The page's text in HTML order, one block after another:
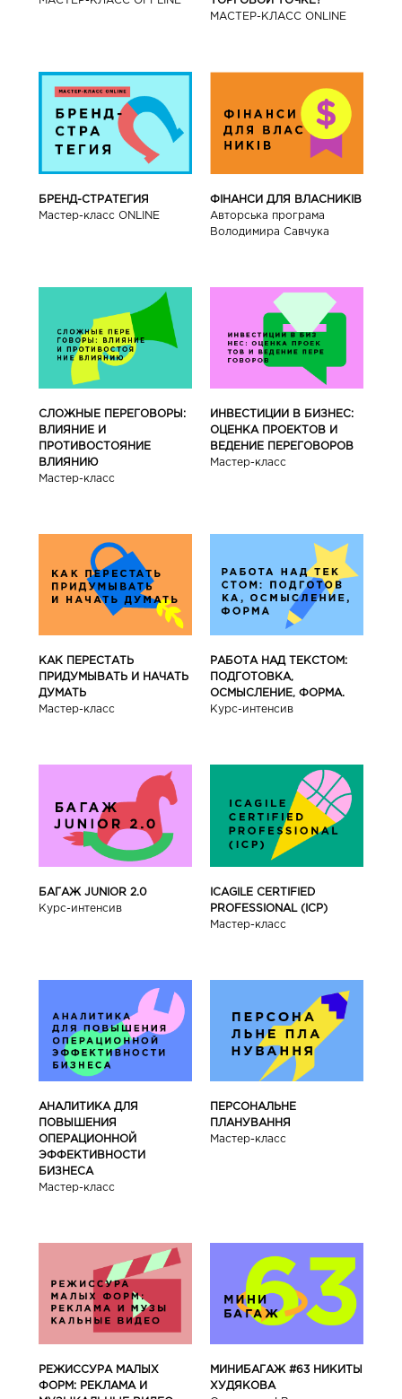
МАСТЕР-КЛАСС ONLINE
БРЕНД-СТРАТЕГИЯ
Мастер-класс ONLINE
ФІНАНСИ ДЛЯ ВЛАСНИКІВ
Авторська програма
Володимира Савчука
СЛОЖНЫЕ ПЕРЕГОВОРЫ:
ВЛИЯНИЕ И
ПРОТИВОСТОЯНИЕ
ВЛИЯНИЮ
Мастер-класс
ИНВЕСТИЦИИ В БИЗНЕС:
ОЦЕНКА ПРОЕКТОВ И
ВЕДЕНИЕ ПЕРЕГОВОРОВ
Мастер-класс
КАК ПЕРЕСТАТЬ
ПРИДУМЫВАТЬ И НАЧАТЬ
ДУМАТЬ
Мастер-класс
РАБОТА НАД ТЕКСТОМ:
ПОДГОТОВКА,
ОСМЫСЛЕНИЕ, ФОРМА.
Курс-интенсив
БАГАЖ JUNIOR 2.0
Курс-интенсив
ICAGILE CERTIFIED
PROFESSIONAL (ICP)
Мастер-класс
АНАЛИТИКА ДЛЯ
ПОВЫШЕНИЯ
ОПЕРАЦИОННОЙ
ЭФФЕКТИВНОСТИ
БИЗНЕСА
Мастер-класс
ПЕРСОНАЛЬНЕ
ПЛАНУВАННЯ
Мастер-класс
РЕЖИССУРА МАЛЫХ
ФОРМ: РЕКЛАМА И
МИНИБАГАЖ #63 НИКИТЫ
ХУДЯКОВА